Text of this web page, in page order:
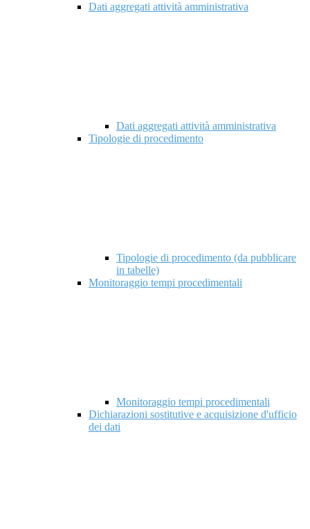
Dati aggregati attività amministrativa
Dati aggregati attività amministrativa
Tipologie di procedimento
Tipologie di procedimento (da pubblicare
in tabelle)
Monitoraggio tempi procedimentali
Monitoraggio tempi procedimentali
Dichiarazioni sostitutive e acquisizione d'ufficio
dei dati